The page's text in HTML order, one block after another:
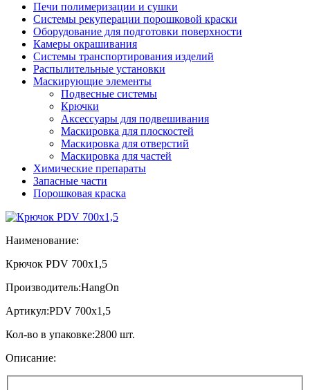
Печи полимеризации и сушки
Системы рекуперации порошковой краски
Оборудование для подготовки поверхности
Камеры окрашивания
Системы транспортирования изделий
Распылительные установки
Маскирующие элементы
Подвесные системы
Крючки
Аксессуары для подвешивания
Маскировка для плоскостей
Маскировка для отверстий
Маскировка для частей
Химические препараты
Запасные части
Порошковая краска
Наименование:
Крючок PDV 700x1,5
Производитель:HangOn
Артикул:PDV 700x1,5
Кол-во в упаковке:2800 шт.
Описание: